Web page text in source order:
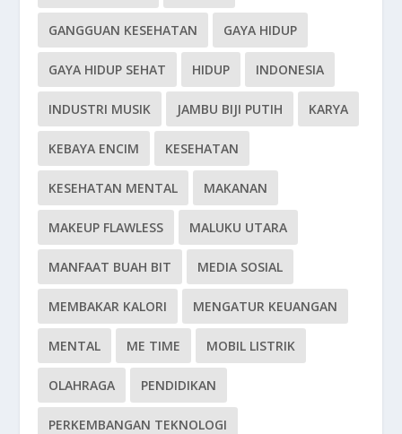
GANGGUAN KESEHATAN GAYA HIDUP
GAYA HIDUP SEHAT HIDUP INDONESIA
INDUSTRI MUSIK JAMBU BIJI PUTIH KARYA
KEBAYA ENCIM KESEHATAN
KESEHATAN MENTAL MAKANAN
MAKEUP FLAWLESS MALUKU UTARA
MANFAAT BUAH BIT MEDIA SOSIAL
MEMBAKAR KALORI MENGATUR KEUANGAN
MENTAL ME TIME MOBIL LISTRIK
OLAHRAGA PENDIDIKAN
PERKEMBANGAN TEKNOLOGI